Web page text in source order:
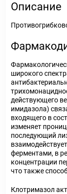
Описание
широкого
действующего
имидазола)
входящего в
изменяет
последующий
ферментами, в
концентрации
что также
Клотримазол